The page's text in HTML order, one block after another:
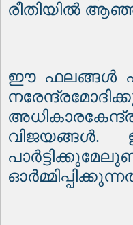
രീതിയിൽ
ഈ ഫലങ്ങൾ
വിജയങ്ങൾ.